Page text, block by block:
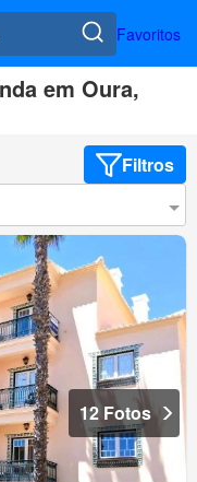
Favoritos
em Oura,
Filtros
12 Fotos